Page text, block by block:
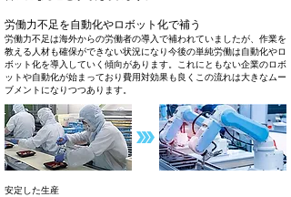
労働力不足を自動化やロボット化で補う
労働力不足は海外からの労働者の導入で補われていましたが、作業を
教える人材も確保ができない状況になり今後の単純労働は自動化やロ
ボット化を導入していく傾向があります。これにともない企業のロボ
ットや自動化が始まっており費用対効果も良くこの流れは大きなムー
ブメントになりつつあります。
安定した生産